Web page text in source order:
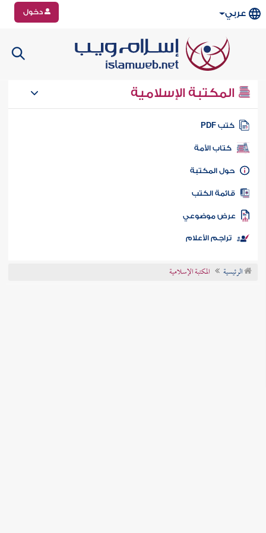
عربي دخول
المكتبة الإسلامية
كتب PDF
كتاب الأمة
المكتبة
الكتب
موضوعي
تراجم الأعلام
الرئيسية المكتبة الإسلامية